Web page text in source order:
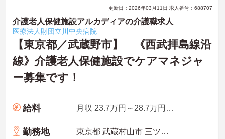
更新日：2026年03月11日 求人番号：688707
介護老人保健施設アルカディアの介護職求人
医療法人財団立川中央病院
【東京都／武蔵野市】 《西武拝島線沿
線》介護老人保健施設でケアマネジャ
ー募集です！
給料 月収 23.7万円～28.7万円程度（諸手当込）
勤務地 東京都 武蔵村山市 三ツ藤1-98-1